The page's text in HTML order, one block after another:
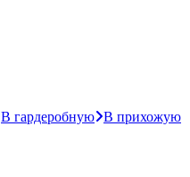
В гардеробную В прихожую